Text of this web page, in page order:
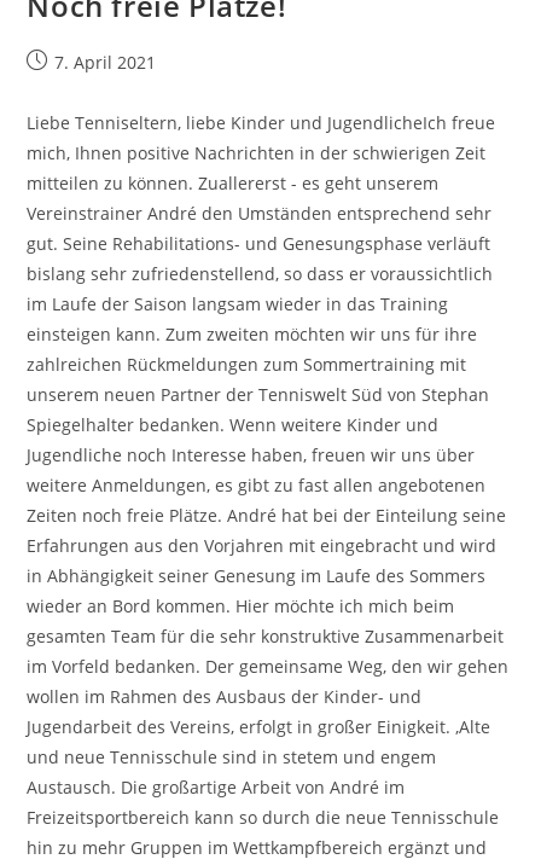
Beitrag7. April 2021
Liebe Tenniseltern, liebe Kinder und JugendlicheIch freue
mich, Ihnen positive Nachrichten in der schwierigen Zeit
mitteilen zu können. Zuallererst - es geht unserem
Vereinstrainer André den Umständen entsprechend sehr
gut. Seine Rehabilitations- und Genesungsphase verläuft
bislang sehr zufriedenstellend, so dass er voraussichtlich
im Laufe der Saison langsam wieder in das Training
einsteigen kann. Zum zweiten möchten wir uns für ihre
zahlreichen Rückmeldungen zum Sommertraining mit
unserem neuen Partner der Tenniswelt Süd von Stephan
Spiegelhalter bedanken. Wenn weitere Kinder und
Jugendliche noch Interesse haben, freuen wir uns über
weitere Anmeldungen, es gibt zu fast allen angebotenen
Zeiten noch freie Plätze. André hat bei der Einteilung seine
Erfahrungen aus den Vorjahren mit eingebracht und wird
in Abhängigkeit seiner Genesung im Laufe des Sommers
wieder an Bord kommen. Hier möchte ich mich beim
gesamten Team für die sehr konstruktive Zusammenarbeit
im Vorfeld bedanken. Der gemeinsame Weg, den wir gehen
wollen im Rahmen des Ausbaus der Kinder- und
Jugendarbeit des Vereins, erfolgt in großer Einigkeit. ‚Alte
und neue Tennisschule sind in stetem und engem
Austausch. Die großartige Arbeit von André im
Freizeitsportbereich kann so durch die neue Tennisschule
hin zu mehr Gruppen im Wettkampfbereich ergänzt und